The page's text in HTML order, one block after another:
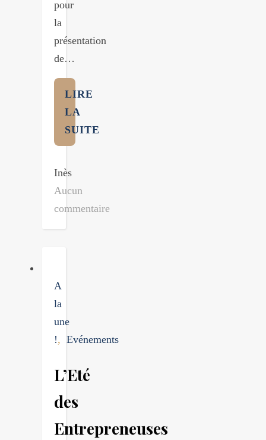
pour
la
présentation
de…
LIRE
LA
SUITE
Inès
Aucun
commentaire
A
la
une
!, Evénements
L’Eté
des
Entrepreneuses